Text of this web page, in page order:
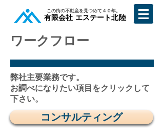
​この街の不動産を見つめて４０年。
​有限会社 エステート北陸
ワークフロー
弊社主要業務です。
​お調べになりたい項目をクリックして
下さい。
コンサルティング